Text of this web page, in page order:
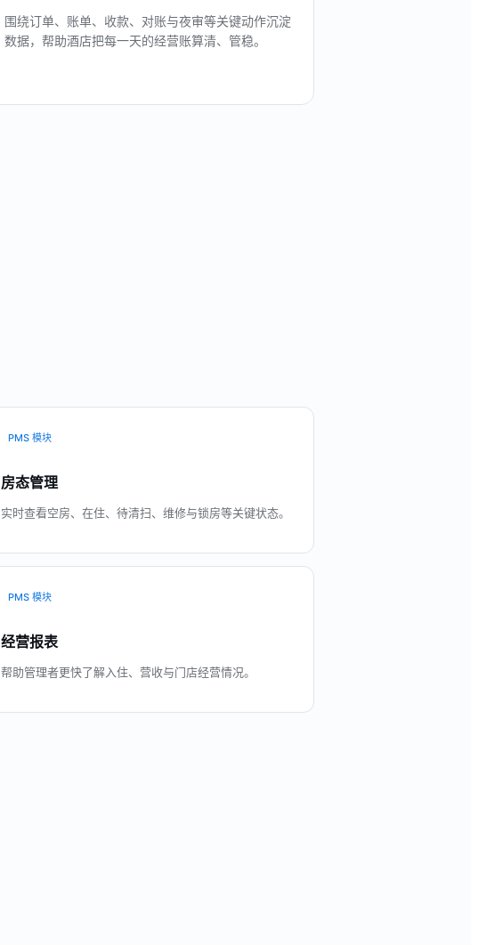
围绕订单、账单、收款、对账与夜审等关键动作沉淀
数据，帮助酒店把每一天的经营账算清、管稳。
PMS 模块
房态管理
实时查看空房、在住、待清扫、维修与锁房等关键状态。
PMS 模块
经营报表
帮助管理者更快了解入住、营收与门店经营情况。